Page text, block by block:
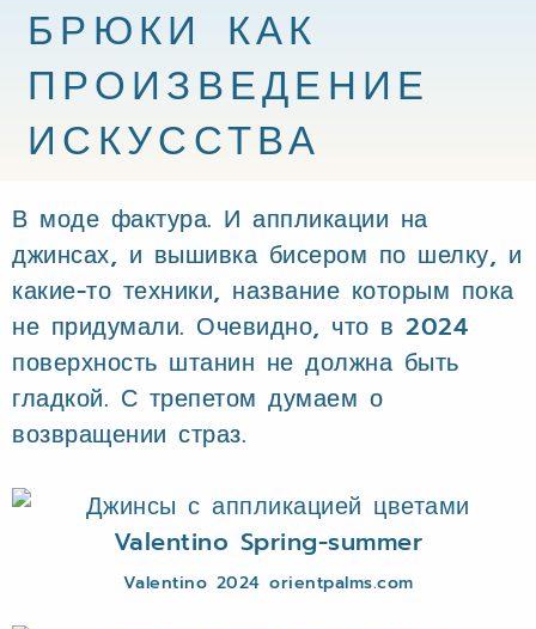
БРЮКИ КАК
ПРОИЗВЕДЕНИЕ
ИСКУССТВА
В моде фактура. И аппликации на
джинсах, и вышивка бисером по шелку, и
какие-то техники, название которым пока
не придумали. Очевидно, что в 2024
поверхность штанин не должна быть
гладкой. С трепетом думаем о
возвращении страз.
Valentino 2024 orientpalms.com